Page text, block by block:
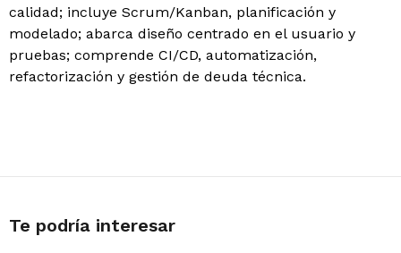
calidad; incluye Scrum/Kanban, planificación y
modelado; abarca diseño centrado en el usuario y
pruebas; comprende CI/CD, automatización,
refactorización y gestión de deuda técnica.
Te podría interesar